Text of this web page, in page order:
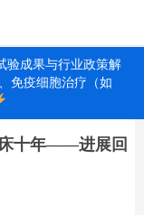
验成果与行业政策解
免疫细胞治疗（如
床十年——进展回